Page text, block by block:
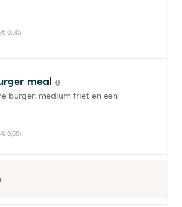
0,00)
meal
burger, medium friet en een
0,00)